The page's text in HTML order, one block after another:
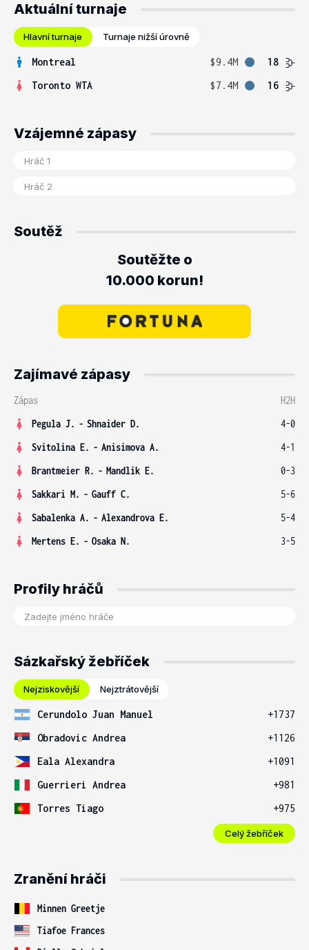
Aktuální turnaje
Hlavní turnaje Turnaje nižší úrovně
Montreal $9.4M
18
Toronto WTA
$7.4M 16
Vzájemné zápasy
Soutěž
Soutěžte o
10.000 korun!
Zajímavé zápasy
Zápas
H2H
Pegula J. - Shnaider D.
4-0
Svitolina E. - Anisimova A.
4-1
Brantmeier R. - Mandlik E.
0-3
Sakkari M. - Gauff C.
5-6
Sabalenka A. - Alexandrova E.
5-4
Mertens E. - Osaka N. 3-5
Profily hráčů
Sázkařský žebříček
Nejziskovější Nejztrátovější
Cerundolo Juan Manuel
+1737
Obradovic Andrea
+1126
Eala Alexandra
+1091
Guerrieri Andrea
+981
Torres Tiago
+975
Celý žebříček
Zranění hráči
Minnen Greetje
Tiafoe Frances